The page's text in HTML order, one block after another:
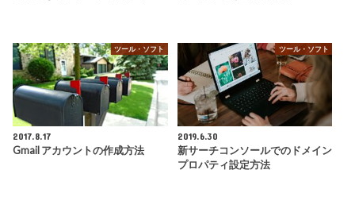
ツール・ソフト
2017.8.17
Gmail アカウントの作成方法
ツール・ソフト
2019.6.30
新サーチコンソールでのドメイン
プロパティ設定方法